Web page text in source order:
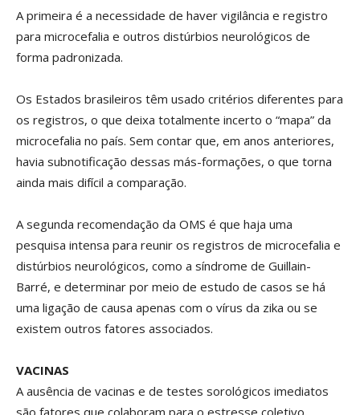
A primeira é a necessidade de haver vigilância e registro
para microcefalia e outros distúrbios neurológicos de
forma padronizada.
Os Estados brasileiros têm usado critérios diferentes para
os registros, o que deixa totalmente incerto o “mapa” da
microcefalia no país. Sem contar que, em anos anteriores,
havia subnotificação dessas más-formações, o que torna
ainda mais difícil a comparação.
A segunda recomendação da OMS é que haja uma
pesquisa intensa para reunir os registros de microcefalia e
distúrbios neurológicos, como a síndrome de Guillain-
Barré, e determinar por meio de estudo de casos se há
uma ligação de causa apenas com o vírus da zika ou se
existem outros fatores associados.
VACINAS
A ausência de vacinas e de testes sorológicos imediatos
são fatores que colaboram para o estresse coletivo.